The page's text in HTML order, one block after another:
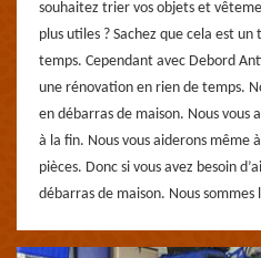
souhaitez trier vos objets et
plus utiles ? Sachez que cela est
temps. Cependant avec Debord
une rénovation en rien de temps.
en débarras de maison. Nous vous
à la fin. Nous vous aiderons même
pièces. Donc si vous avez besoin
débarras de maison. Nous sommes